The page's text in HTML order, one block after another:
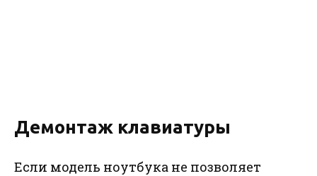
Демонтаж клавиатуры
Если модель ноутбука не позволяет